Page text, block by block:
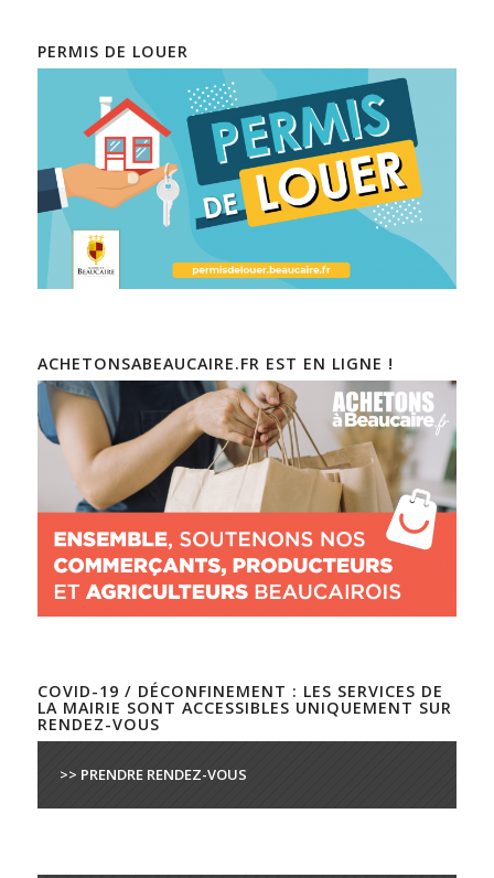
PERMIS DE LOUER
ACHETONSABEAUCAIRE.FR EST EN LIGNE !
COVID-19 / DÉCONFINEMENT : LES SERVICES DE
LA MAIRIE SONT ACCESSIBLES UNIQUEMENT SUR
RENDEZ-VOUS
>> PRENDRE RENDEZ-VOUS